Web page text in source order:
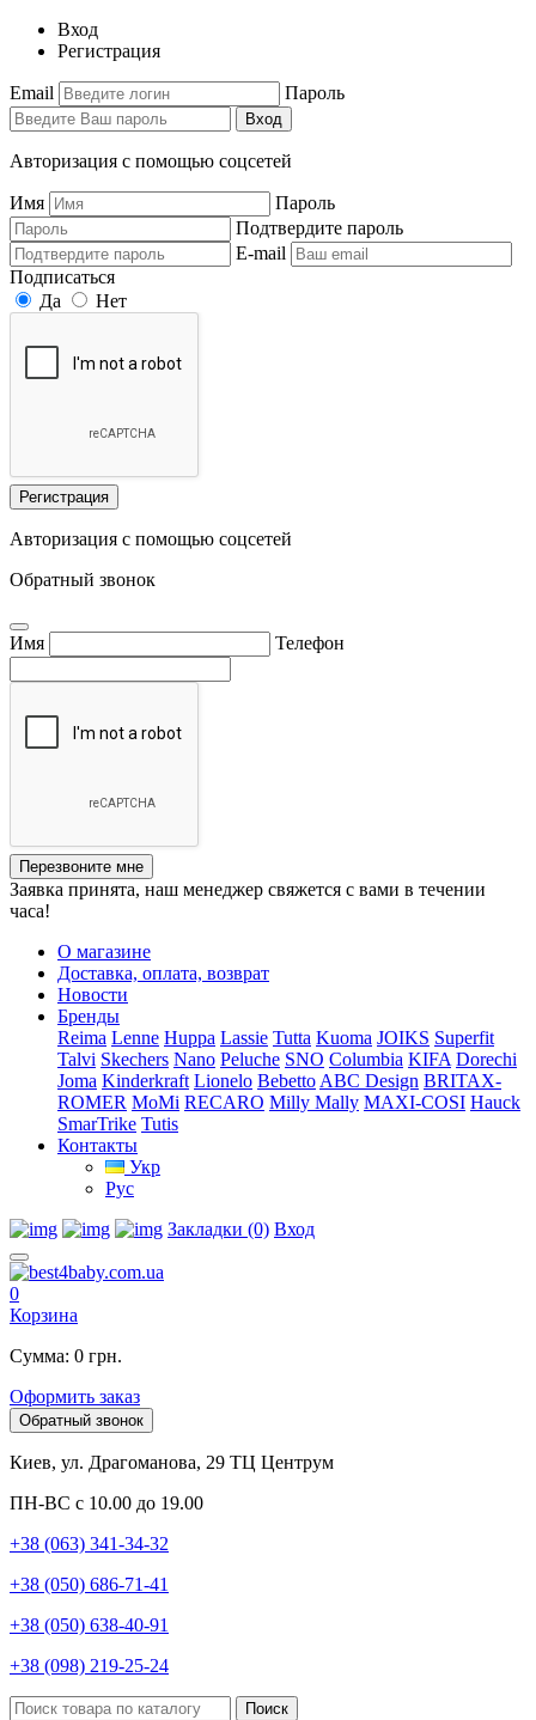
Вход
Регистрация
Email Пароль
Вход
Авторизация с помощью соцсетей
Имя
Пароль
Подтвердите пароль
E-mail
Подписаться
Да
Нет
Регистрация
Авторизация с помощью соцсетей
Обратный звонок
Имя Телефон
Перезвоните мне
Заявка принята, наш менеджер свяжется с вами в течении
часа!
О магазине
Доставка, оплата, возврат
Новости
Бренды
Reima Lenne Huppa Lassie Tutta Kuoma JOIKS Superfit
Talvi Skechers Nano Peluche SNO Columbia KIFA Dorechi
Joma Kinderkraft Lionelo Bebetto ABC Design BRITAX-
ROMER MoMi RECARO Milly Mally MAXI-COSI Hauck
SmarTrike Tutis
Контакты
Укр
Рус
Закладки (0) Вход
0
Корзина
Сумма: 0 грн.
Оформить заказ
Обратный звонок
Киев, ул. Драгоманова, 29 ТЦ Центрум
ПН-ВС с 10.00 до 19.00
+38 (063) 341-34-32
+38 (050) 686-71-41
+38 (050) 638-40-91
+38 (098) 219-25-24
Поиск